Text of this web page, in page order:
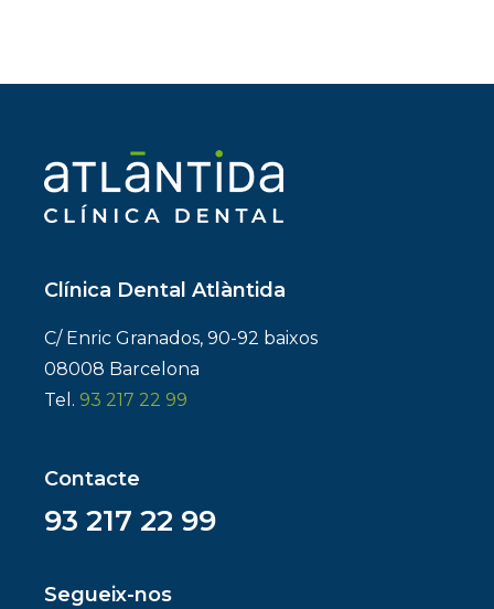
Clínica Dental Atlàntida
C/ Enric Granados, 90-92 baixos
08008 Barcelona
Tel. 93 217 22 99
Contacte
93 217 22 99
Segueix-nos